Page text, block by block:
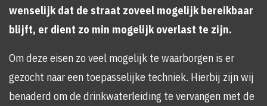
wenselijk dat de straat zoveel mogelijk bereikbaar
blijft, er dient zo min mogelijk overlast te zijn.
Om deze eisen zo veel mogelijk te waarborgen is er
gezocht naar een toepasselijke techniek. Hierbij zijn wij
benaderd om de drinkwaterleiding te vervangen met de